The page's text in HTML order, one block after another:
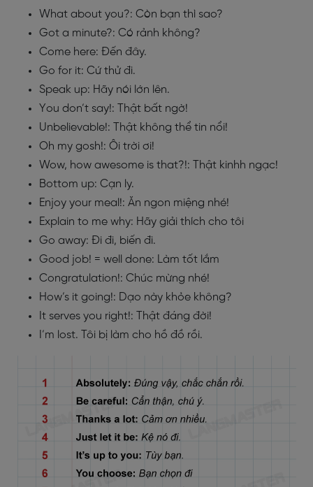
What about you?: Còn bạn thì sao?
Got a minute?: Có rảnh không?
Come here: Đến đây.
Go for it: Cứ thử đi.
Speak up: Hãy nói lớn lên.
You don’t say!: Thật bất ngờ!
Unbelievable!: Thật không thể tin nổi!
Oh my gosh!: Ôi trời ơi!
Wow, how awesome is that?!: Thật kinhh ngạc!
Bottom up: Cạn ly.
Enjoy your meal!: Ăn ngon miệng nhé!
Explain to me why: Hãy giải thích cho tôi
Go away: Đi đi, biến đi.
Good job! = well done: Làm tốt lắm
Congratulation!: Chúc mừng nhé!
How’s it going!: Dạo này khỏe không?
It serves you right!: Thật đáng đời!
I’m lost. Tôi bị làm cho hồ đồ rồi.